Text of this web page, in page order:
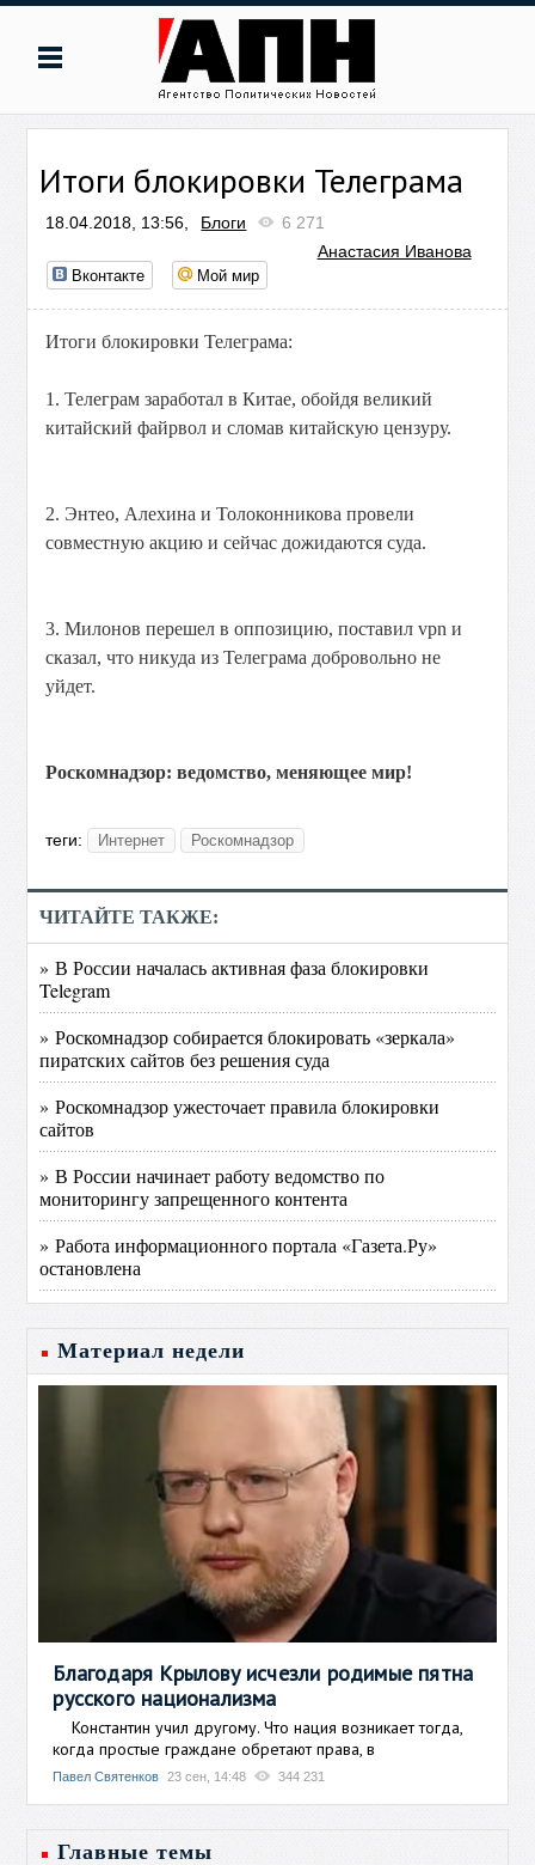
Итоги блокировки Телеграма
18.04.2018, 13:56, Блоги
6 271
Анастасия Иванова
Вконтакте Мой мир
Итоги блокировки Телеграма:
1. Телеграм заработал в Китае, обойдя великий
китайский файрвол и сломав китайскую цензуру.
2. Энтео, Алехина и Толоконникова провели
совместную акцию и сейчас дожидаются суда.
3. Милонов перешел в оппозицию, поставил vpn и
сказал, что никуда из Телеграма добровольно не
уйдет.
Роскомнадзор: ведомство, меняющее мир!
теги: Интернет Роскомнадзор
ЧИТАЙТЕ ТАКЖЕ:
» В России началась активная фаза блокировки
Telegram
» Роскомнадзор собирается блокировать «зеркала»
пиратских сайтов без решения суда
» Роскомнадзор ужесточает правила блокировки
сайтов
» В России начинает работу ведомство по
мониторингу запрещенного контента
» Работа информационного портала «Газета.Ру»
остановлена
Материал недели
Благодаря Крылову исчезли родимые пятна
русского национализма
Константин учил другому. Что нация возникает тогда,
когда простые граждане обретают права, в
Павел Святенков 23 сен, 14:48 344 231
Главные темы